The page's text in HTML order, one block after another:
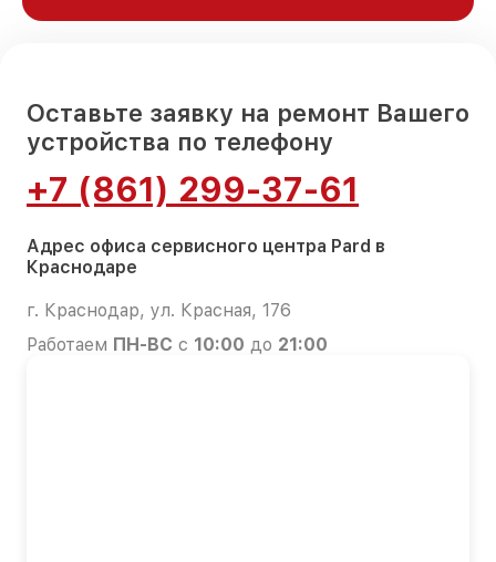
Оставьте заявку на ремонт Вашего
устройства по телефону
+7 (861) 299-37-61
Адрес офиса сервисного центра Pard в
Краснодаре
г. Краснодар, ул. Красная, 176
Работаем ПН-ВС с 10:00 до 21:00